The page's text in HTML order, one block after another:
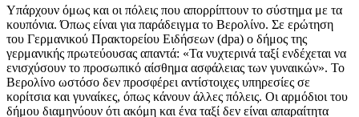
Υπάρχουν όμως και οι πόλεις που απορρίπτουν το σύστημα με τα
κουπόνια. Όπως είναι για παράδειγμα το Βερολίνο. Σε ερώτηση
του Γερμανικού Πρακτορείου Ειδήσεων (dpa) ο δήμος της
γερμανικής πρωτεύουσας απαντά: «Τα νυχτερινά ταξί ενδέχεται να
ενισχύσουν το προσωπικό αίσθημα ασφάλειας των γυναικών». Το
Βερολίνο ωστόσο δεν προσφέρει αντίστοιχες υπηρεσίες σε
κορίτσια και γυναίκες, όπως κάνουν άλλες πόλεις. Οι αρμόδιοι του
δήμου διαμηνύουν ότι ακόμη και ένα ταξί δεν είναι απαραίτητα